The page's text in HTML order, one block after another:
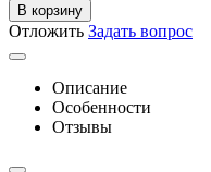
В корзину
Отложить Задать вопрос
Описание
Особенности
Отзывы